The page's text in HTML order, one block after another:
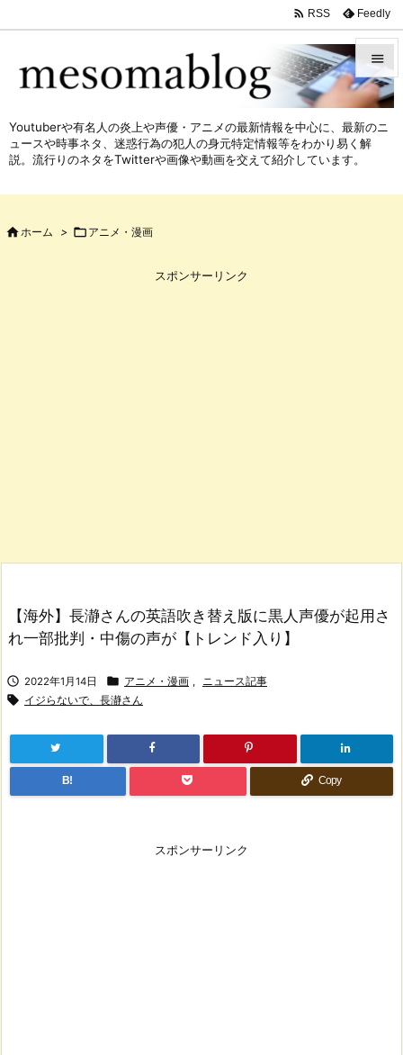



 RSS Feedly
Youtuberや有名人の炎上や声優・アニメの最新情報を中心に、最新のニ
ュースや時事ネタ、迷惑行為の犯人の身元特定情報等をわかり易く解
説。流行りのネタをTwitterや画像や動画を交えて紹介しています。
 ホーム >  アニメ・漫画
スポンサーリンク
【海外】長瀞さんの英語吹き替え版に黒人声優が起用さ
れ一部批判・中傷の声が【トレンド入り】
 2022年1月14日  アニメ・漫画 , ニュース記事
 イジらないで、長瀞さん
B! Copy
スポンサーリンク